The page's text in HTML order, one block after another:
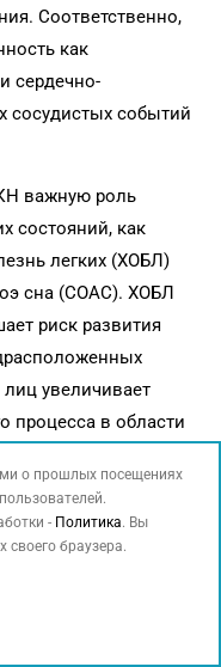
Соответственно,
как
сердечно-
сосудистых событий
важную роль
состояний, как
легких (ХОБЛ)
сна (СОАС). ХОБЛ
риск развития
увеличивает
процесса в области
на развитие
о прошлых посещениях
- Политика. Вы
своего браузера.